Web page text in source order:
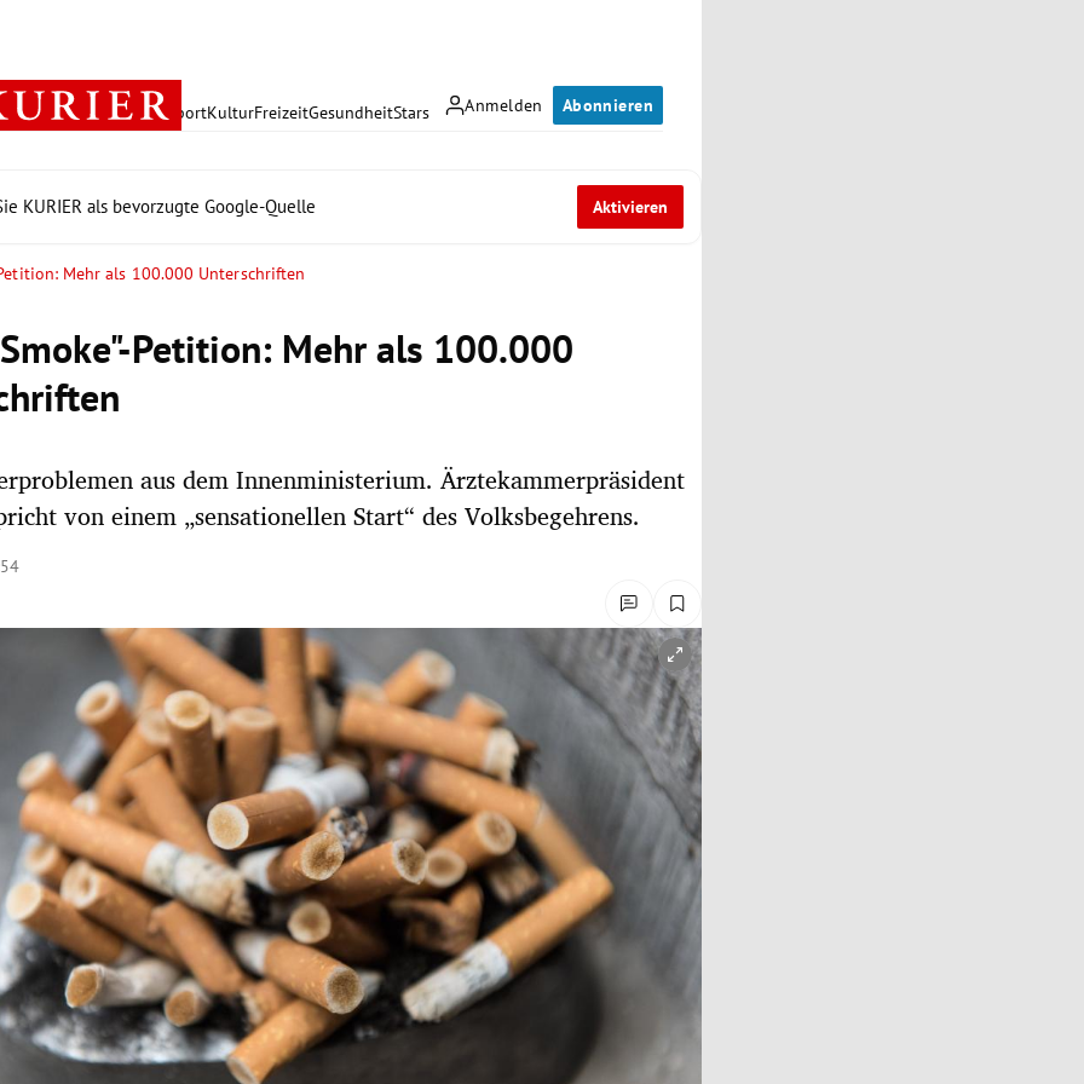
Anmelden Abonnieren
PolitikWirtschaft SportKulturFreizeitGesundheitStars
KURIER als bevorzugte Google-Quelle Aktivieren
Mehr als 100.000 Unterschriften
Petition: Mehr als 100.000
aus dem Innenministerium. Ärztekammerpräsident
von einem „sensationellen Start“ des Volksbegehrens.
öffnen/schließen